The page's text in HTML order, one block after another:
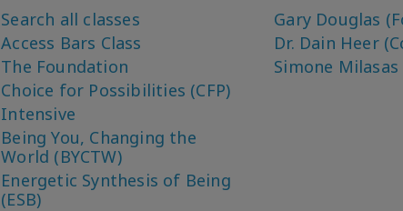
Search all classes
Access Bars Class
The Foundation
Choice for Possibilities (CFP)
Intensive
Being You, Changing the
World (BYCTW)
Energetic Synthesis of Being
(ESB)
Gary Douglas
Dr. Dain Heer
Simone Milasas